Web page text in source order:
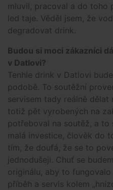
mluvil, pracoval a do toho
led taje. Věděl jsem, že
degradovat drink.
Budou si moci zákazníci
v Datlovi?
Tenhle drink v Datlovi
podobě. To soutěžní
servisem tady reálně dělat
totiž pět vyrobených na
potřeboval na soutěž, a to
malá investice, člověk do
tím, že doufá, že se to
jednodušeji. Chuť se
originálu, aby to
příběh a servis kolem